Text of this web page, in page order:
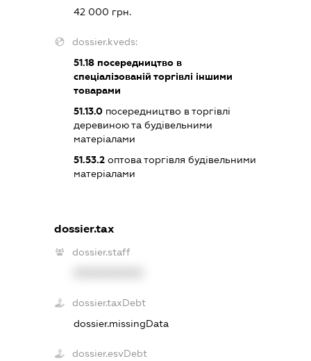
42 000 грн.
dossier.kveds:
51.18 посередництво в
спеціалізованій торгівлі іншими
товарами
51.13.0 посередництво в торгівлі
деревиною та будівельними
матеріалами
51.53.2 оптова торгівля будівельними
матеріалами
dossier.tax
dossier.staff
dossier.taxDebt
dossier.missingData
dossier.esvDebt